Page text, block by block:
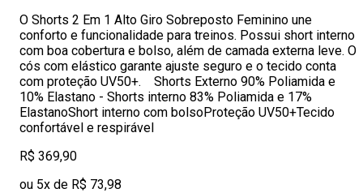
O Shorts 2 Em 1 Alto Giro Sobreposto Feminino une
conforto e funcionalidade para treinos. Possui short interno
com boa cobertura e bolso, além de camada externa leve. O
cós com elástico garante ajuste seguro e o tecido conta
com proteção UV50+. Shorts Externo 90% Poliamida e
10% Elastano - Shorts interno 83% Poliamida e 17%
ElastanoShort interno com bolsoProteção UV50+Tecido
confortável e respirável
R$ 369,90
ou 5x de R$ 73,98